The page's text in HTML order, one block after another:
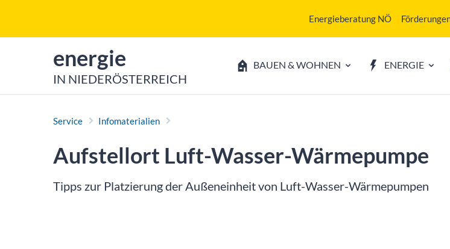
Energieberatung NÖ
zur Startseite von
energie
IN NIEDERÖSTERREICH
BAUEN & WOHNEN ENERGIE
Service Infomaterialien
Aufstellort Luft-Wasser-Wärmepumpe
Tipps zur Platzierung der Außeneinheit von Luft-Wasser-Wärmepumpen